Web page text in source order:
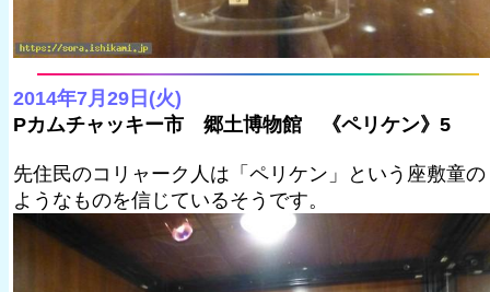
2014年7月29日(火)
Pカムチャッキー市 郷土博物館 《ペリケン》5
先住民のコリャーク人は「ペリケン」という座敷童の
ようなものを信じているそうです。